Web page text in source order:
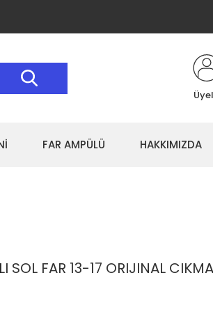
FAR AMPÜLÜ HAKKIMIZDA
SOL FAR 13-17 ORIJINAL